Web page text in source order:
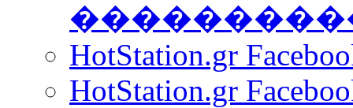
HotStation.gr
HotStation.gr